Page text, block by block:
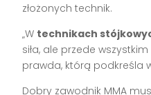
złożonych technik.
„W technikach
siła, ale przede
prawda, którą podkreśla
Dobry zawodnik MMA